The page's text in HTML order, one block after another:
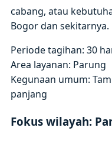
cabang, atau
Bogor dan sekitarnya.
Periode tagihan: 30
Area layanan: Parung
Kegunaan umum:
panjang
Fokus wilayah: